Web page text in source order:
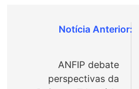
Navegação
ANFIP debate
perspectivas da